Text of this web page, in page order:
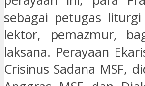
sebagai petugas
lektor, pemazmur,
laksana. Perayaan
Crisinus Sadana MSF,